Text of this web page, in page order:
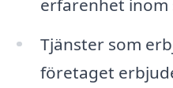
erfarenhet inom
Tjänster som
företaget